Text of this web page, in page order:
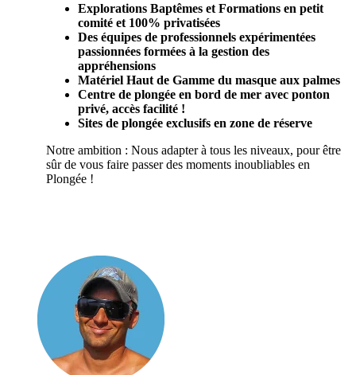
Explorations Baptêmes et Formations en petit
comité et 100% privatisées
Des équipes de professionnels expérimentées
passionnées formées à la gestion des
appréhensions
Matériel Haut de Gamme du masque aux palmes
Centre de plongée en bord de mer avec ponton
privé, accès facilité !
Sites de plongée exclusifs en zone de réserve
Notre ambition : Nous adapter à tous les niveaux, pour être
sûr de vous faire passer des moments inoubliables en
Plongée !